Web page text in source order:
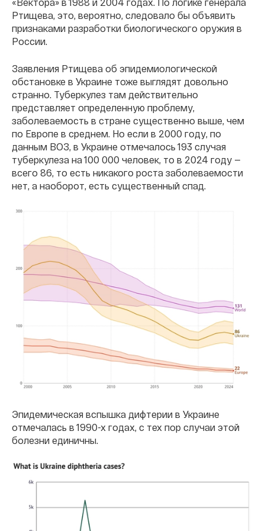
Ртищева, это, вероятно, следовало бы объявить
признаками разработки биологического оружия в
России.
Заявления Ртищева об эпидемиологической
обстановке в Украине тоже выглядят довольно
странно. Туберкулез там действительно
представляет определенную проблему,
заболеваемость в стране существенно выше, чем
по Европе в среднем. Но если в 2000 году, по
данным ВОЗ, в Украине отмечалось 193 случая
туберкулеза на 100 000 человек, то в 2024 году —
всего 86, то есть никакого роста заболеваемости
нет, а наоборот, есть существенный спад.
Эпидемическая вспышка дифтерии в Украине
отмечалась в 1990-х годах, с тех пор случаи этой
болезни единичны.